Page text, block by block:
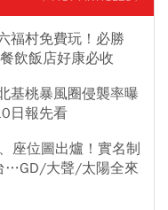
福村免費玩！必勝
飲飯店好康必收
基桃暴風圈侵襲率曝
日報先看
座位圖出爐！實名制
…GD/大聲/太陽全來